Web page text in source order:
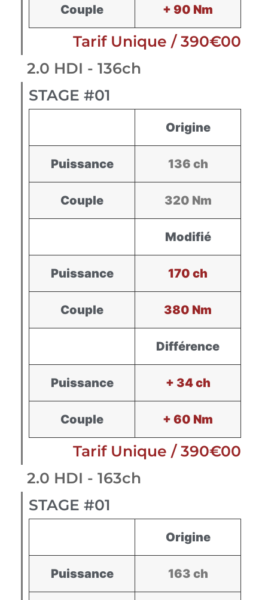
Couple + 90 Nm
Tarif Unique / 390€00
2.0 HDI - 136ch
STAGE #01
Origine
Puissance 136 ch
Couple 320 Nm
Modifié
Puissance 170 ch
Couple 380 Nm
Différence
Puissance + 34 ch
Couple + 60 Nm
Tarif Unique / 390€00
2.0 HDI - 163ch
STAGE #01
Origine
Puissance 163 ch